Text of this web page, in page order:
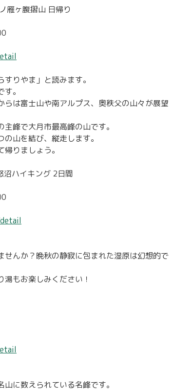
雁ヶ腹摺山 日帰り
りやま」と読みます。
。
は富士山や南アルプス、奥秩父の山々が展望
峰で大月市最高峰の山です。
山を結び、縦走します。
りましょう。
ハイキング 2日間
んか？晩秋の静寂に包まれた湿原は幻想的で
もお楽しみください！
に数えられている名峰です。